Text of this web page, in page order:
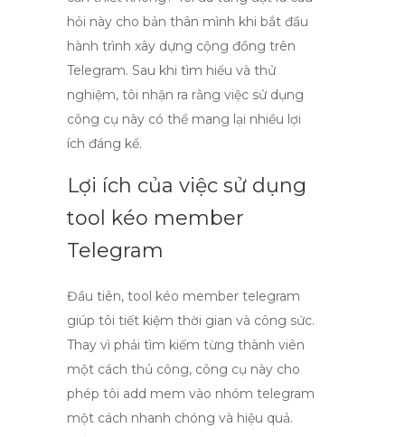
hỏi này cho bản thân mình khi bắt đầu
hành trình xây dựng cộng đồng trên
Telegram. Sau khi tìm hiểu và thử
nghiệm, tôi nhận ra rằng việc sử dụng
công cụ này có thể mang lại nhiều lợi
ích đáng kể.
Lợi ích của việc sử dụng
tool kéo member
Telegram
Đầu tiên, tool kéo member telegram
giúp tôi tiết kiệm thời gian và công sức.
Thay vì phải tìm kiếm từng thành viên
một cách thủ công, công cụ này cho
phép tôi add mem vào nhóm telegram
một cách nhanh chóng và hiệu quả.